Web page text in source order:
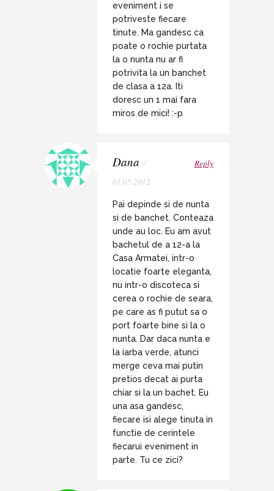
eveniment i se
potriveste fiecare
tinute. Ma gandesc ca
poate o rochie purtata
la o nunta nu ar fi
potrivita la un banchet
de clasa a 12a. Iti
doresc un 1 mai fara
miros de mici! :-p
Dana /
01.05.2012
Reply
Pai depinde si de nunta
si de banchet. Conteaza
unde au loc. Eu am avut
bachetul de a 12-a la
Casa Armatei, intr-o
locatie foarte eleganta,
nu intr-o discoteca si
cerea o rochie de seara,
pe care as fi putut sa o
port foarte bine si la o
nunta. Dar daca nunta e
la iarba verde, atunci
merge ceva mai putin
pretios decat ai purta
chiar si la un bachet. Eu
una asa gandesc,
fiecare isi alege tinuta in
functie de cerintele
fiecarui eveniment in
parte. Tu ce zici?